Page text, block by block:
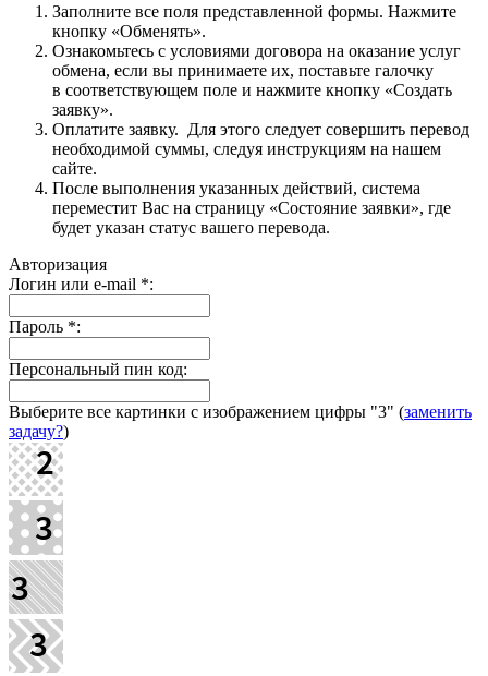
Заполните все поля представленной формы. Нажмите
кнопку «Обменять».
Ознакомьтесь с условиями договора на оказание услуг
обмена, если вы принимаете их, поставьте галочку
в соответствующем поле и нажмите кнопку «Создать
заявку».
Оплатите заявку. Для этого следует совершить перевод
необходимой суммы, следуя инструкциям на нашем
сайте.
После выполнения указанных действий, система
переместит Вас на страницу «Состояние заявки», где
будет указан статус вашего перевода.
Авторизация
Логин или e-mail *:
Пароль *:
Персональный пин код:
Выберите все картинки с изображением цифры "3" (заменить
задачу?)